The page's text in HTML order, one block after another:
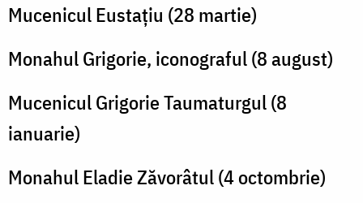
Mucenicul Eustațiu (28 martie)
Monahul Grigorie, iconograful (8 august)
Mucenicul Grigorie Taumaturgul (8
ianuarie)
Monahul Eladie Zăvorâtul (4 octombrie)